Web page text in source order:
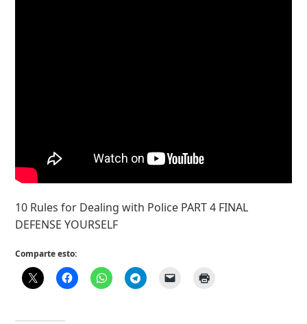
10 Rules for Dealing with Police PART 4 FINAL
DEFENSE YOURSELF
Comparte esto: